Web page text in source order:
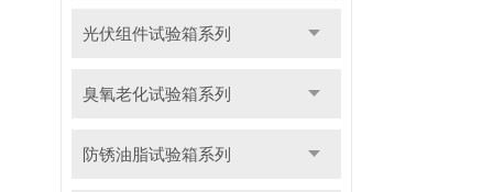
光伏组件试验箱系列
臭氧老化试验箱系列
防锈油脂试验箱系列